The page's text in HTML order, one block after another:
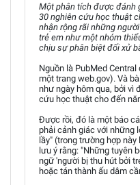
Một phân tích được đánh
30 nghiên cứu học thuật
nhận rộng rãi những
trẻ em như một nhóm
chịu sự phân biệt đối xử
Nguồn là PubMed
một trang web.gov). Và
như ngày hôm qua, bởi vì
cứu học thuật cho đến
Được rồi, đó là một báo
phải cảnh giác với những
lầy" (trong trường hợp
lưu ý rằng: "Những tuyên
ngữ 'người bị thu hút bởi
hoặc tán thành ấu dâm